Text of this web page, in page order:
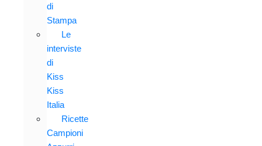
di
Stampa
Le
interviste
di
Kiss
Kiss
Italia
Ricette
Campioni